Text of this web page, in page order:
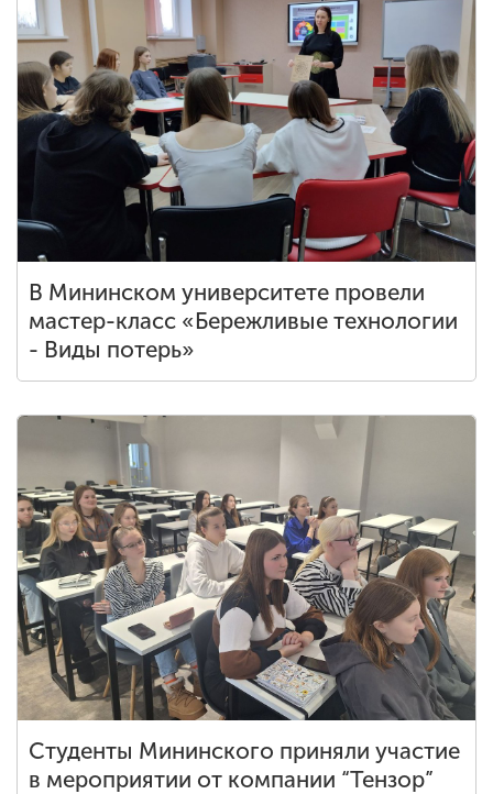
В Мининском университете провели
мастер-класс «Бережливые технологии
- Виды потерь»
Студенты Мининского приняли участие
в мероприятии от компании “Тензор”